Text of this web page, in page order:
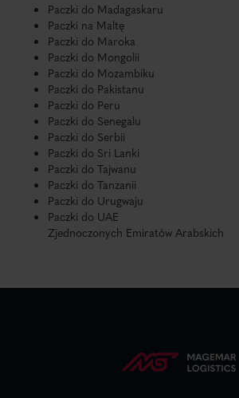
Paczki do Madagaskaru
Paczki na Maltę
Paczki do Maroka
Paczki do Mongolii
Paczki do Mozambiku
Paczki do Pakistanu
Paczki do Peru
Paczki do Senegalu
Paczki do Serbii
Paczki do Sri Lanki
Paczki do Tajwanu
Paczki do Tanzanii
Paczki do Urugwaju
Paczki do UAE
Zjednoczonych Emiratów Arabskich